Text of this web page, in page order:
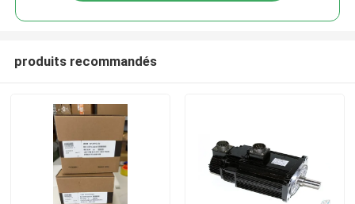
produits recommandés